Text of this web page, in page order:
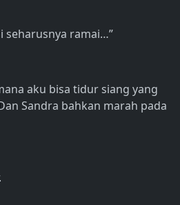
seharusnya ramai…”
aku bisa tidur siang yang
Sandra bahkan marah pada